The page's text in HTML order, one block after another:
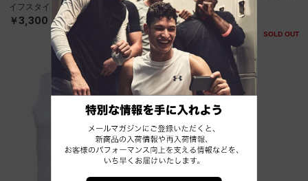
イフスタイル/UNISEX）
￥3,300
レーニング/UNISEX）
￥3,300
SOLD OUT